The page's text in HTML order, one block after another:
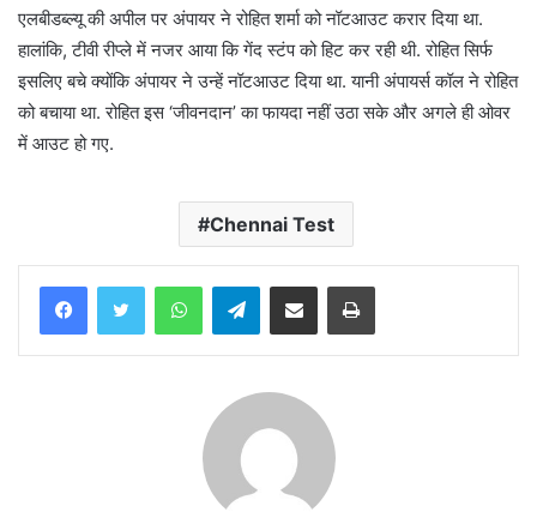
एलबीडब्ल्यू की अपील पर अंपायर ने रोहित शर्मा को नॉटआउट करार दिया था.
हालांकि, टीवी रीप्ले में नजर आया कि गेंद स्टंप को हिट कर रही थी. रोहित सिर्फ
इसलिए बचे क्योंकि अंपायर ने उन्हें नॉटआउट दिया था. यानी अंपायर्स कॉल ने रोहित
को बचाया था. रोहित इस ‘जीवनदान’ का फायदा नहीं उठा सके और अगले ही ओवर
में आउट हो गए.
Chennai Test
WhatsAppTelegramShare via Email Print